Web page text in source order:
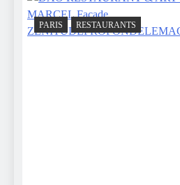
PARIS RESTAURANTS